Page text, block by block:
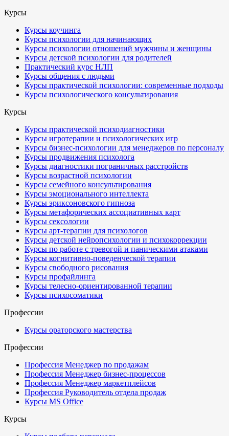
Курсы
Курсы коучинга
Курсы психологии для начинающих
Курсы психологии отношений мужчины и женщины
Курсы детской психологии для родителей
Практический курс НЛП
Курсы общения с людьми
Курсы практической психологии: современные подходы
Курсы психологического консультирования
Курсы
Курсы практической психодиагностики
Курсы игротерапии и психологических игр
Курсы бизнес-психологии для менеджеров по персоналу
Курсы продвижения психолога
Курсы диагностики пограничных расстройств
Курсы возрастной психологии
Курсы семейного консультирования
Курсы эмоционального интеллекта
Курсы эриксоновского гипноза
Курсы метафорических ассоциативных карт
Курсы сексологии
Курсы арт-терапии для психологов
Курсы детской нейропсихологии и психокоррекции
Курсы по работе с тревогой и паническими атаками
Курсы когнитивно-поведенческой терапии
Курсы свободного рисования
Курсы профайлинга
Курсы телесно-ориентированной терапии
Курсы психосоматики
Профессии
Курсы ораторского мастерства
Профессии
Профессия Менеджер по продажам
Профессия Менеджер бизнес-процессов
Профессия Менеджер маркетплейсов
Профессия Руководитель отдела продаж
Курсы MS Office
Курсы